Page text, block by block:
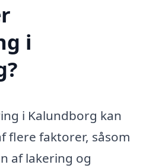
i
i Kalundborg kan
flere faktorer, såsom
af lakering og